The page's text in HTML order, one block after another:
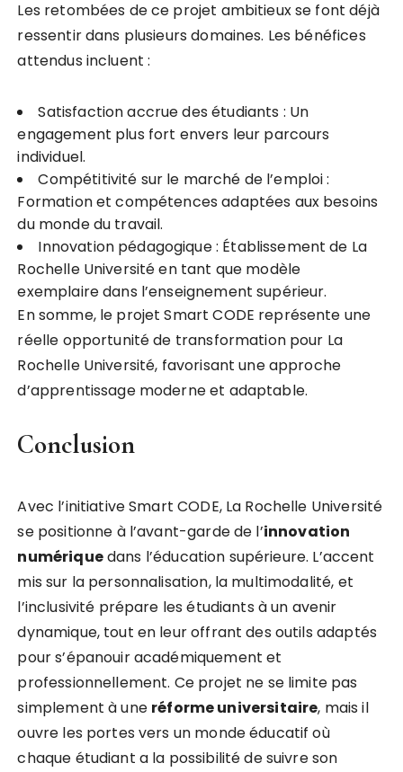
Les retombées de ce projet ambitieux se font déjà
ressentir dans plusieurs domaines. Les bénéfices
attendus incluent :
Satisfaction accrue des étudiants : Un
engagement plus fort envers leur parcours
individuel.
Compétitivité sur le marché de l’emploi :
Formation et compétences adaptées aux besoins
du monde du travail.
Innovation pédagogique : Établissement de La
Rochelle Université en tant que modèle
exemplaire dans l’enseignement supérieur.
En somme, le projet Smart CODE représente une
réelle opportunité de transformation pour La
Rochelle Université, favorisant une approche
d’apprentissage moderne et adaptable.
Conclusion
Avec l’initiative Smart CODE, La Rochelle Université
se positionne à l’avant-garde de l’innovation
numériquedans l’éducation supérieure. L’accent
mis sur la personnalisation, la multimodalité, et
l’inclusivité prépare les étudiants à un avenir
dynamique, tout en leur offrant des outils adaptés
pour s’épanouir académiquement et
professionnellement. Ce projet ne se limite pas
simplement à une réformeuniversitaire, mais il
ouvre les portes vers un monde éducatif où
chaque étudiant a la possibilité de suivre son